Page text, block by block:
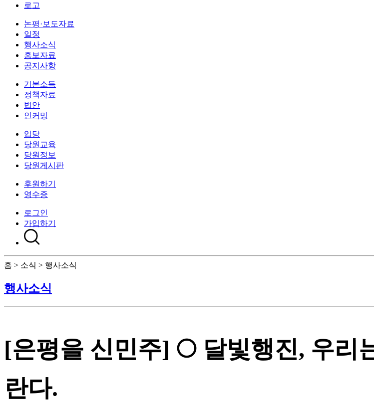
로고
논평·보도자료
일정
행사소식
홍보자료
공지사항
기본소득
정책자료
법안
인커밍
입당
당원교육
당원정보
당원게시판
후원하기
영수증
로그인
가입하기
홈 > 소식 > 행사소식
행사소식
[은평을 신민주] 🌕 달빛행진, 우리
란다.